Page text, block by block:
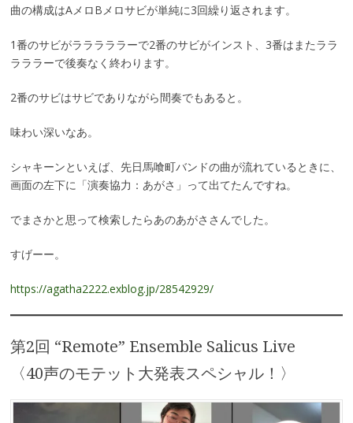
曲の構成はAメロBメロサビが単純に3回繰り返されます。
1番のサビがラララララーで2番のサビがインスト、3番はまたララ
ラララーで後奏なく終わります。
2番のサビはサビでありながら間奏でもあると。
味わい深いなあ。
シャキーンといえば、先日馬喰町バンドの曲が流れているときに、
画面の左下に「演奏協力：あがさ」って出てたんですね。
でまさかと思って検索したらあのあがささんでした。
すげーー。
https://agatha2222.exblog.jp/28542929/
第2回 “Remote” Ensemble Salicus Live
〈40声のモテット大発表スペシャル！〉